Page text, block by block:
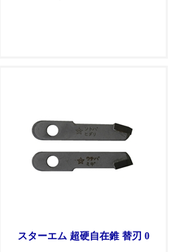
スターエム 超硬自在錐 替刃 0